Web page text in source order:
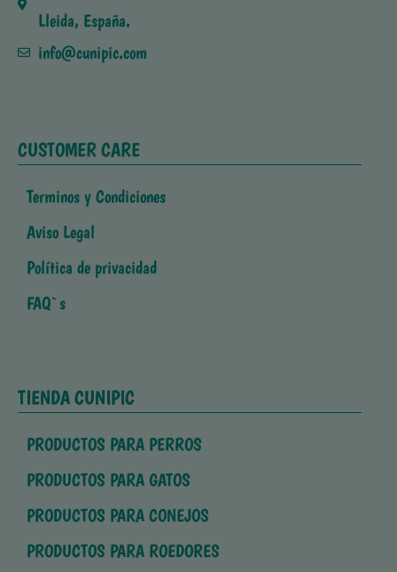
Lleida, España.
info@cunipic.com
CUSTOMER CARE
Terminos y Condiciones
Aviso Legal
Política de privacidad
FAQ`s
TIENDA CUNIPIC
PRODUCTOS PARA PERROS
PRODUCTOS PARA GATOS
PRODUCTOS PARA CONEJOS
PRODUCTOS PARA ROEDORES